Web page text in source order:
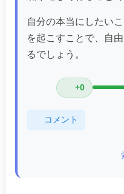
自分の本当にしたい
を起こすことで、自
るでしょう。
+0
コメント